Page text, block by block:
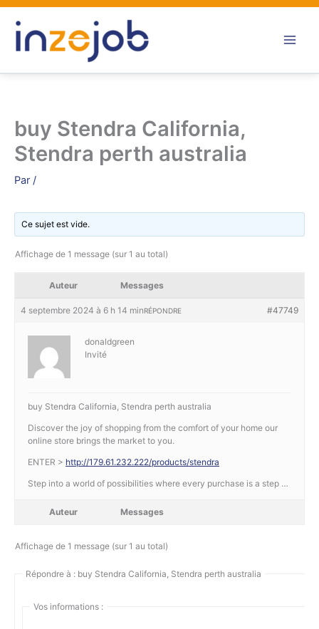
Aller
contenu
buy Stendra California,
Stendra perth australia
Par /
Ce sujet est vide.
Affichage de 1 message (sur 1 au total)
Auteur Messages
4 septembre 2024 à 6 h 14 min #47749
RÉPONDRE
donaldgreen
Invité
buy Stendra California, Stendra perth australia
Discover the joy of shopping from the comfort of your home our
online store brings the market to you.
ENTER > http://179.61.232.222/products/stendra
Step into a world of possibilities where every purchase is a step …
Auteur Messages
Affichage de 1 message (sur 1 au total)
Répondre à : buy Stendra California, Stendra perth australia
Vos informations :